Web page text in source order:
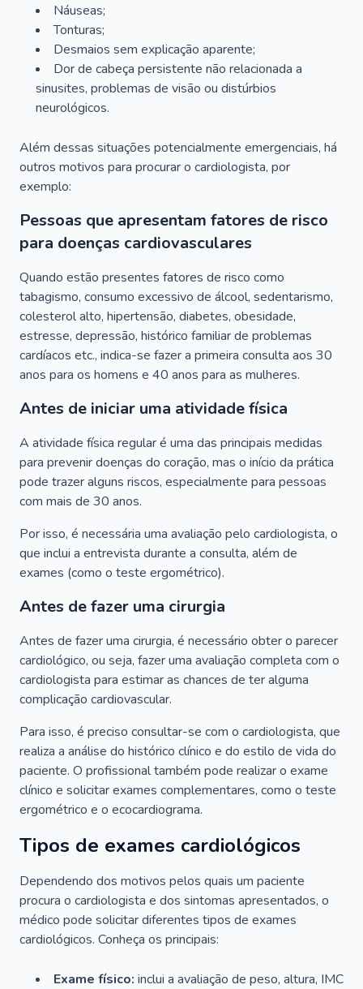
Náuseas;
Tonturas;
Desmaios sem explicação aparente;
Dor de cabeça persistente não relacionada a
sinusites, problemas de visão ou distúrbios
neurológicos.
Além dessas situações potencialmente emergenciais, há
outros motivos para procurar o cardiologista, por
exemplo:
Pessoas que apresentam fatores de risco
para doenças cardiovasculares
Quando estão presentes fatores de risco como
tabagismo, consumo excessivo de álcool, sedentarismo,
colesterol alto, hipertensão, diabetes, obesidade,
estresse, depressão, histórico familiar de problemas
cardíacos etc., indica-se fazer a primeira consulta aos 30
anos para os homens e 40 anos para as mulheres.
Antes de iniciar uma atividade física
A atividade física regular é uma das principais medidas
para prevenir doenças do coração, mas o início da prática
pode trazer alguns riscos, especialmente para pessoas
com mais de 30 anos.
Por isso, é necessária uma avaliação pelo cardiologista, o
que inclui a entrevista durante a consulta, além de
exames (como o teste ergométrico).
Antes de fazer uma cirurgia
Antes de fazer uma cirurgia, é necessário obter o parecer
cardiológico, ou seja, fazer uma avaliação completa com o
cardiologista para estimar as chances de ter alguma
complicação cardiovascular.
Para isso, é preciso consultar-se com o cardiologista, que
realiza a análise do histórico clínico e do estilo de vida do
paciente. O profissional também pode realizar o exame
clínico e solicitar exames complementares, como o teste
ergométrico e o ecocardiograma.
Tipos de exames cardiológicos
Dependendo dos motivos pelos quais um paciente
procura o cardiologista e dos sintomas apresentados, o
médico pode solicitar diferentes tipos de exames
cardiológicos. Conheça os principais:
Exame físico: inclui a avaliação de peso, altura, IMC